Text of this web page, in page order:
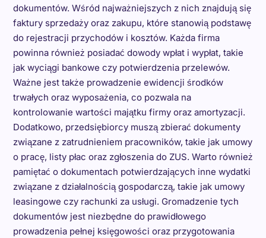
dokumentów. Wśród najważniejszych z nich znajdują się
faktury sprzedaży oraz zakupu, które stanowią podstawę
do rejestracji przychodów i kosztów. Każda firma
powinna również posiadać dowody wpłat i wypłat, takie
jak wyciągi bankowe czy potwierdzenia przelewów.
Ważne jest także prowadzenie ewidencji środków
trwałych oraz wyposażenia, co pozwala na
kontrolowanie wartości majątku firmy oraz amortyzacji.
Dodatkowo, przedsiębiorcy muszą zbierać dokumenty
związane z zatrudnieniem pracowników, takie jak umowy
o pracę, listy płac oraz zgłoszenia do ZUS. Warto również
pamiętać o dokumentach potwierdzających inne wydatki
związane z działalnością gospodarczą, takie jak umowy
leasingowe czy rachunki za usługi. Gromadzenie tych
dokumentów jest niezbędne do prawidłowego
prowadzenia pełnej księgowości oraz przygotowania